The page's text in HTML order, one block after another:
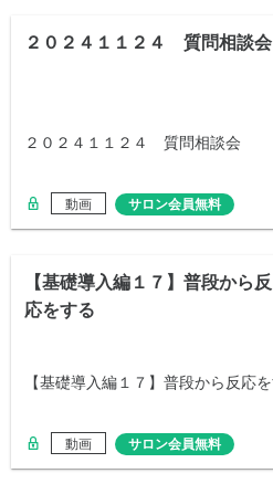
２０２４１１２４ 質問相談会
２０２４１１２４ 質問相談会
動画 サロン会員無料
【基礎導入編１７】普段から反
応をする
【基礎導入編１７】普段から反応
動画 サロン会員無料